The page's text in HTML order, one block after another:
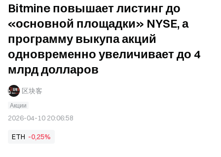
Bitmine повышает листинг до
«основной площадки» NYSE, а
программу выкупа акций
одновременно увеличивает до 4
млрд долларов
区块客
Акции
2026-04-10 20:06:58
ETH -0,25%